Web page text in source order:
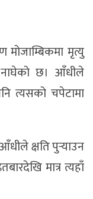
मोजाम्बिकमा मृत्यु
छ। आँधीले
त्यसको चपेटामा
क्षति पुर्‍याउन
मात्र त्यहाँ